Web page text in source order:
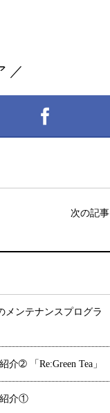
／
次の記
メンテナンスプログラ
介➁ 「Re:Green Tea」
紹介①